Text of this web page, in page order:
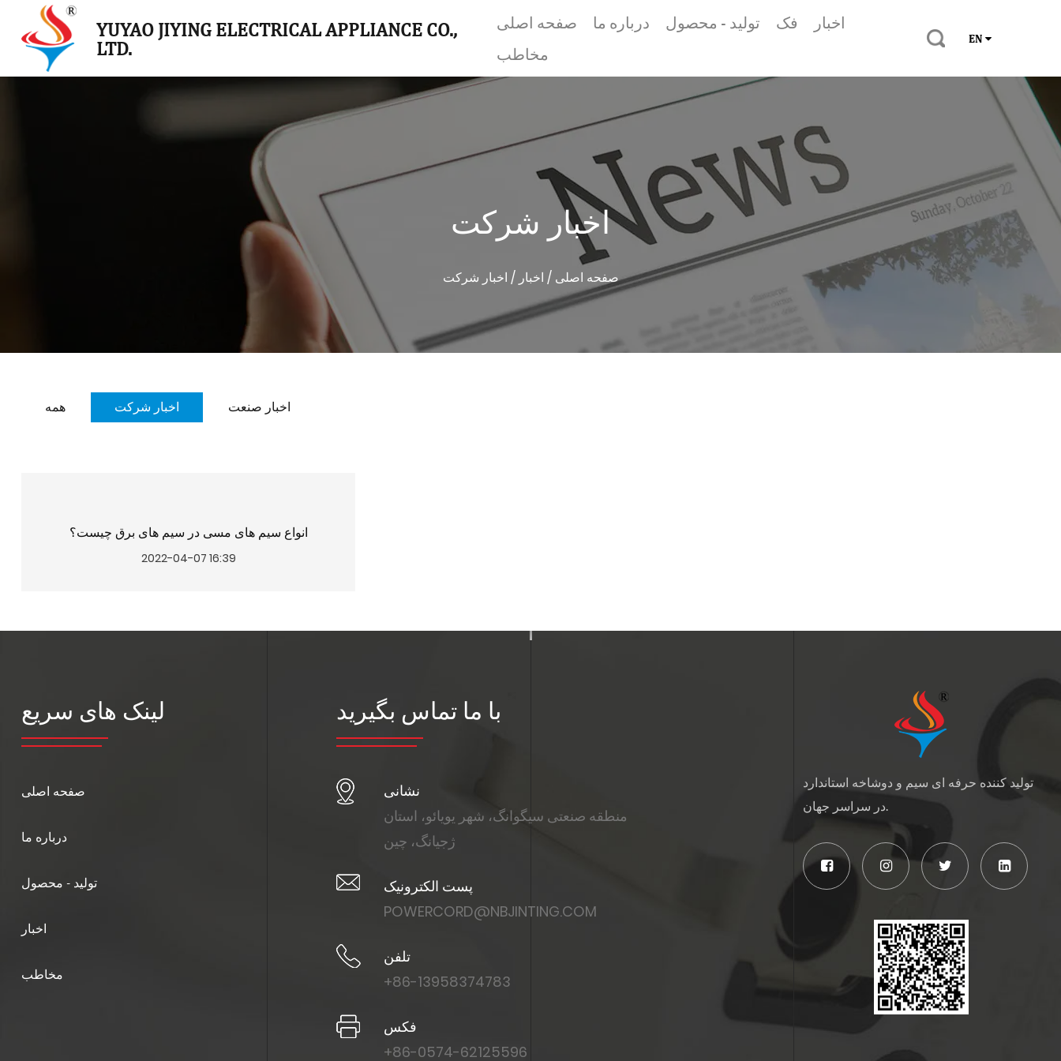
YUYAO JIYING ELECTRICAL APPLIANCE CO.,
LTD.
صفحه اصلی درباره ما تولید - محصول فک
اخبار
مخاطب
EN
اخبار شرکت
صفحه اصلی / اخبار / اخبار شرکت
همه اخبار شرکت اخبار صنعت
انواع سیم های مسی در سیم های برق چیست؟
2022-04-07 16:39
لینک های سریع
صفحه اصلی
درباره ما
تولید - محصول
اخبار
مخاطب
با ما تماس بگیرید
نشانی
منطقه صنعتی سیگوانگ، شهر یویائو، استان
ژجیانگ، چین
پست الکترونیک
POWERCORD@NBJINTING.COM
تلفن
+86-13958374783
فکس
+86-0574-62125596
تولید کننده حرفه ای سیم و دوشاخه استاندارد
در سراسر جهان.